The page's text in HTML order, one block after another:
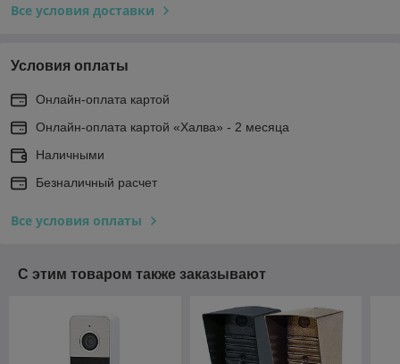
Все условия доставки
Условия оплаты
Онлайн-оплата картой
Онлайн-оплата картой «Халва» - 2 месяца
Наличными
Безналичный расчет
Все условия оплаты
С этим товаром также заказывают